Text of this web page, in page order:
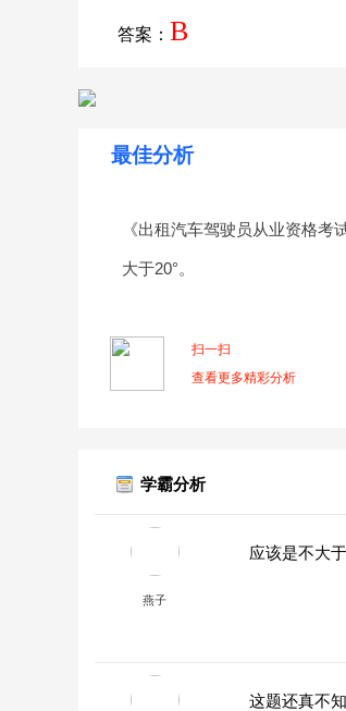
答案： B
最佳分析
《出租汽车驾驶员从业资格
大于20°。
扫一扫
查看更多精彩分析
学霸分析
燕子
应该是不大
这题还真不